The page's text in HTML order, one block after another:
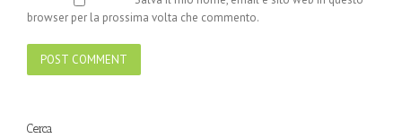
browser per la prossima volta che commento.
Cerca